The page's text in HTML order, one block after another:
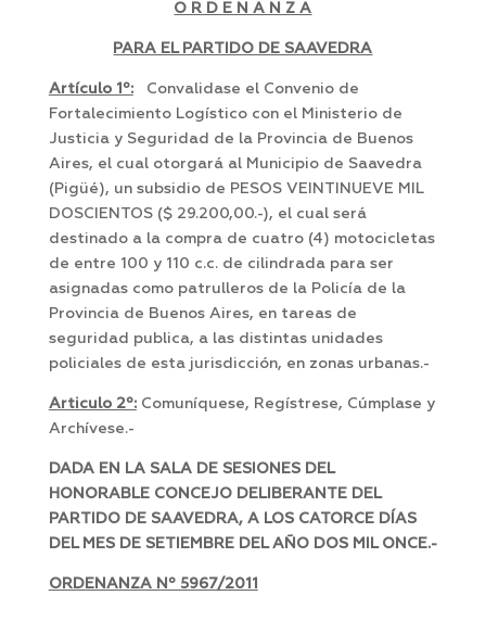
O R D E N A N Z A
PARA EL PARTIDO DE SAAVEDRA
Artículo 1º:Convalidase el Convenio de
Fortalecimiento Logístico con el Ministerio de
Justicia y Seguridad de la Provincia de Buenos
Aires, el cual otorgará al Municipio de Saavedra
(Pigüé), un subsidio de PESOS VEINTINUEVE MIL
DOSCIENTOS ($ 29.200,00.-), el cual será
destinado a la compra de cuatro (4) motocicletas
de entre 100 y 110 c.c. de cilindrada para ser
asignadas como patrulleros de la Policía de la
Provincia de Buenos Aires, en tareas de
seguridad publica, a las distintas unidades
policiales de esta jurisdicción, en zonas urbanas.-
Articulo 2º:Comuníquese, Regístrese, Cúmplase y
Archívese.-
DADA EN LA SALA DE SESIONES DEL
HONORABLE CONCEJO DELIBERANTE DEL
PARTIDO DE SAAVEDRA, A LOS CATORCE DÍAS
DEL MES DE SETIEMBRE DEL AÑO DOS MIL ONCE.-
ORDENANZA Nº 5967/2011